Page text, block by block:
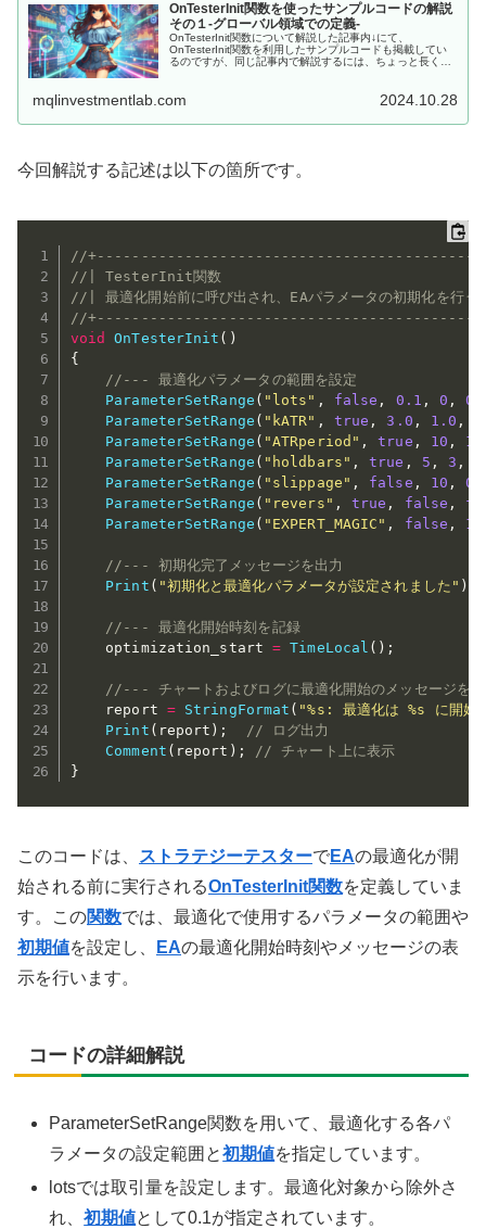
OnTesterInit関数を使ったサンプルコードの解説
その１-グローバル領域での定義-
OnTesterInit関数について解説した記事内↓にて、
OnTesterInit関数を利用したサンプルコードも掲載してい
るのですが、同じ記事内で解説するには、ちょっと長くて
mqlinvestmentlab.com 2024.10.28
今回解説する記述は以下の箇所です。
//
//| TesterInit関数
//| 最適化開始前に呼び出され、EAパラメータの初期
//
void
OnTesterInit ( )
{
//--- 最適化パラメータの範囲を設定
ParameterSetRange ( "lots" , false , 0.1 , 0 , 0
ParameterSetRange ( "kATR" , true , 3.0 , 1.0 ,
ParameterSetRange ( "ATRperiod" , true , 10 , 15
ParameterSetRange ( "holdbars" , true , 5 , 3 ,
ParameterSetRange ( "slippage" , false , 10 , 0
ParameterSetRange ( "revers" , true , false ,
ParameterSetRange ( "EXPERT_MAGIC" , false ,
//--- 初期化完了メッセージを出力
Print ( "初期化と最適化パラメータが設定されました" )
//--- 最適化開始時刻を記録
    optimization_start
= TimeLocal ( ) ;
//--- チャートおよびログに最適化開始のメッセージを
    report
= StringFormat ( "%s: 最適化は %s に開始
Print ( report ) ;
// ログ出力
Comment ( report ) ;
// チャート上に表示
}
このコードは、 ストラテジーテスターでEAの最適化が開
始される前に実行されるOnTesterInit関数を定義していま
す。この関数では、最適化で使用するパラメータの範囲や
初期値を設定し、 EAの最適化開始時刻やメッセージの表
示を行います。
コードの詳細解説
ParameterSetRange関数を用いて、最適化する各パ
ラメータの設定範囲と初期値を指定しています。
lotsでは取引量を設定します。最適化対象から除外さ
れ、初期値として0.1が指定されています。